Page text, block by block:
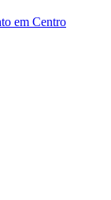
em Centro